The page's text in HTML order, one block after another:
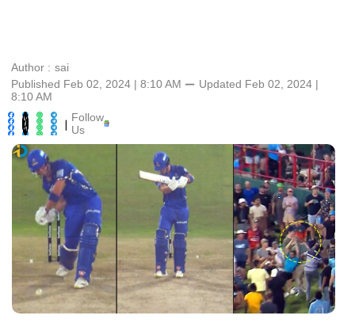
Author : sai
Published Feb 02, 2024 | 8:10 AM ⚊ Updated Feb 02, 2024 |
8:10 AM
| Follow
Us